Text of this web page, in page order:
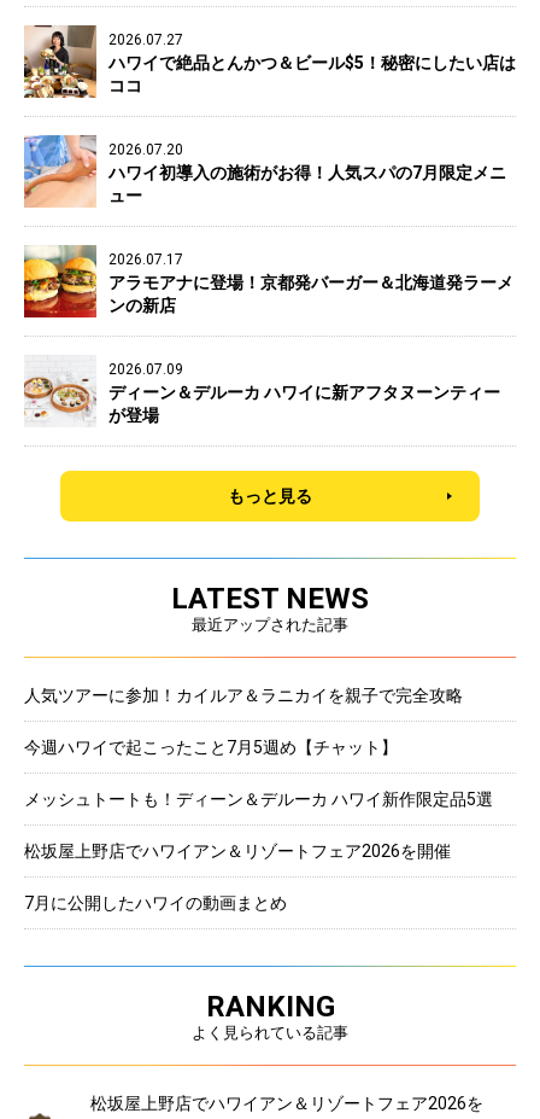
2026.07.27
ハワイで絶品とんかつ＆ビール$5！秘密にしたい店は
ココ
2026.07.20
ハワイ初導入の施術がお得！人気スパの7月限定メニ
ュー
2026.07.17
アラモアナに登場！京都発バーガー＆北海道発ラーメ
ンの新店
2026.07.09
ディーン＆デルーカ ハワイに新アフタヌーンティー
が登場
もっと見る
LATEST NEWS
最近アップされた記事
人気ツアーに参加！カイルア＆ラニカイを親子で完全攻略
今週ハワイで起こったこと7月5週め【チャット】
メッシュトートも！ディーン＆デルーカ ハワイ新作限定品5選
松坂屋上野店でハワイアン＆リゾートフェア2026を開催
7月に公開したハワイの動画まとめ
RANKING
よく見られている記事
松坂屋上野店でハワイアン＆リゾートフェア2026を